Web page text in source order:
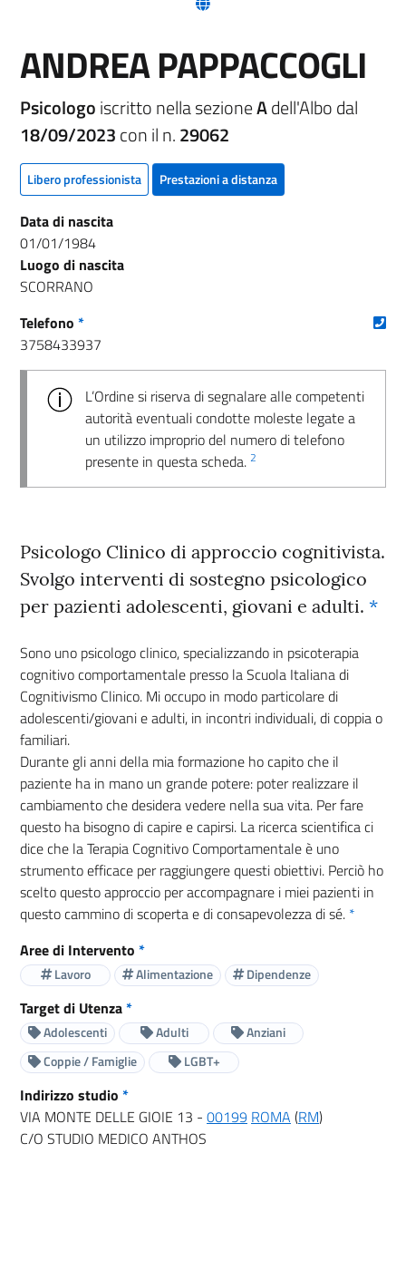
ANDREA PAPPACCOGLI
Psicologoiscritto nella sezioneAdell'Albo dal
18/09/2023con il n.29062
Libero professionista Prestazioni a distanza
Data di nascita
01/01/1984
Luogo di nascita
SCORRANO
Telefono *
3758433937
L’Ordine si riserva di segnalare alle competenti
autorità eventuali condotte moleste legate a
un utilizzo improprio del numero di telefono
presente in questa scheda. 2
Psicologo Clinico di approccio cognitivista.
Svolgo interventi di sostegno psicologico
per pazienti adolescenti, giovani e adulti. *
Sono uno psicologo clinico, specializzando in psicoterapia
cognitivo comportamentale presso la Scuola Italiana di
Cognitivismo Clinico. Mi occupo in modo particolare di
adolescenti/giovani e adulti, in incontri individuali, di coppia o
familiari.
Durante gli anni della mia formazione ho capito che il
paziente ha in mano un grande potere: poter realizzare il
cambiamento che desidera vedere nella sua vita. Per fare
questo ha bisogno di capire e capirsi. La ricerca scientifica ci
dice che la Terapia Cognitivo Comportamentale è uno
strumento efficace per raggiungere questi obiettivi. Perciò ho
scelto questo approccio per accompagnare i miei pazienti in
questo cammino di scoperta e di consapevolezza di sé. *
Aree di Intervento *
Lavoro Alimentazione Dipendenze
Target di Utenza*
Adolescenti Adulti
Anziani
Coppie / Famiglie
LGBT+
Indirizzo studio *
VIA MONTE DELLE GIOIE 13 - 00199 ROMA (RM)
C/O STUDIO MEDICO ANTHOS